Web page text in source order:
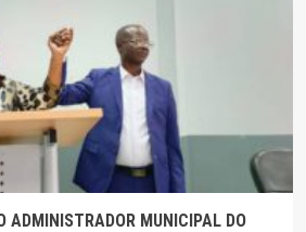
ADMINISTRADOR MUNICIPAL DO